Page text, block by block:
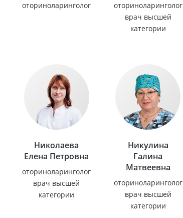
оториноларинголог
оториноларинголог
врач высшей
категории
Николаева
Елена Петровна
оториноларинголог
врач высшей
категории
Никулина
Галина
Матвеевна
оториноларинголог
врач высшей
категории